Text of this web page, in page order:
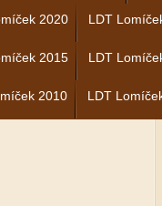
2020 LDT
2015 LDT
2010 LDT